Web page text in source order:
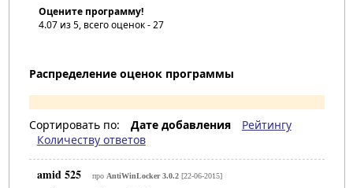
Оцените программу!
4.07из 5, всего оценок -27
Распределение оценок программы
Сортировать по: Дате добавления
Рейтингу
Количеству ответов
amid 525 про AntiWinLocker 3.0.2[22-06-2015]